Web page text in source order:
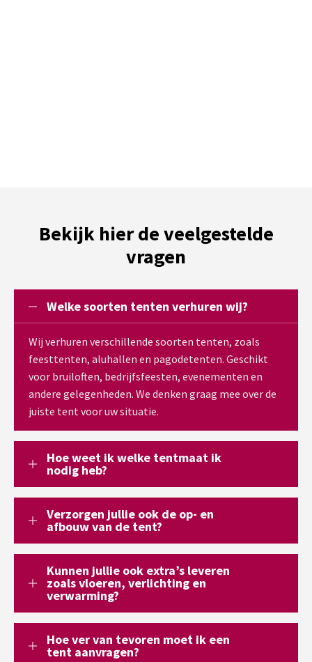
Bekijk hier de veelgestelde
vragen
Welke soorten tenten verhuren wij?
Wij verhuren verschillende soorten tenten, zoals
feesttenten, aluhallen en pagodetenten. Geschikt
voor bruiloften, bedrijfsfeesten, evenementen en
andere gelegenheden. We denken graag mee over de
juiste tent voor uw situatie.
Hoe weet ik welke tentmaat ik
nodig heb?
Verzorgen jullie ook de op- en
afbouw van de tent?
Kunnen jullie ook extra’s leveren
zoals vloeren, verlichting en
verwarming?
Hoe ver van tevoren moet ik een
tent aanvragen?